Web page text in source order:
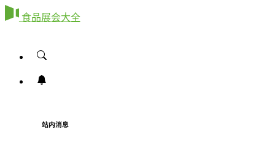
食品展会大全
站内消息